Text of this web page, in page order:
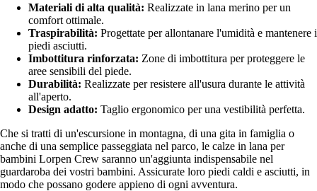
Materiali di alta qualità: Realizzate in lana merino per un
comfort ottimale.
Traspirabilità: Progettate per allontanare l'umidità e mantenere i
piedi asciutti.
Imbottitura rinforzata: Zone di imbottitura per proteggere le
aree sensibili del piede.
Durabilità: Realizzate per resistere all'usura durante le attività
all'aperto.
Design adatto: Taglio ergonomico per una vestibilità perfetta.
Che si tratti di un'escursione in montagna, di una gita in famiglia o
anche di una semplice passeggiata nel parco, le calze in lana per
bambini Lorpen Crew saranno un'aggiunta indispensabile nel
guardaroba dei vostri bambini. Assicurate loro piedi caldi e asciutti, in
modo che possano godere appieno di ogni avventura.